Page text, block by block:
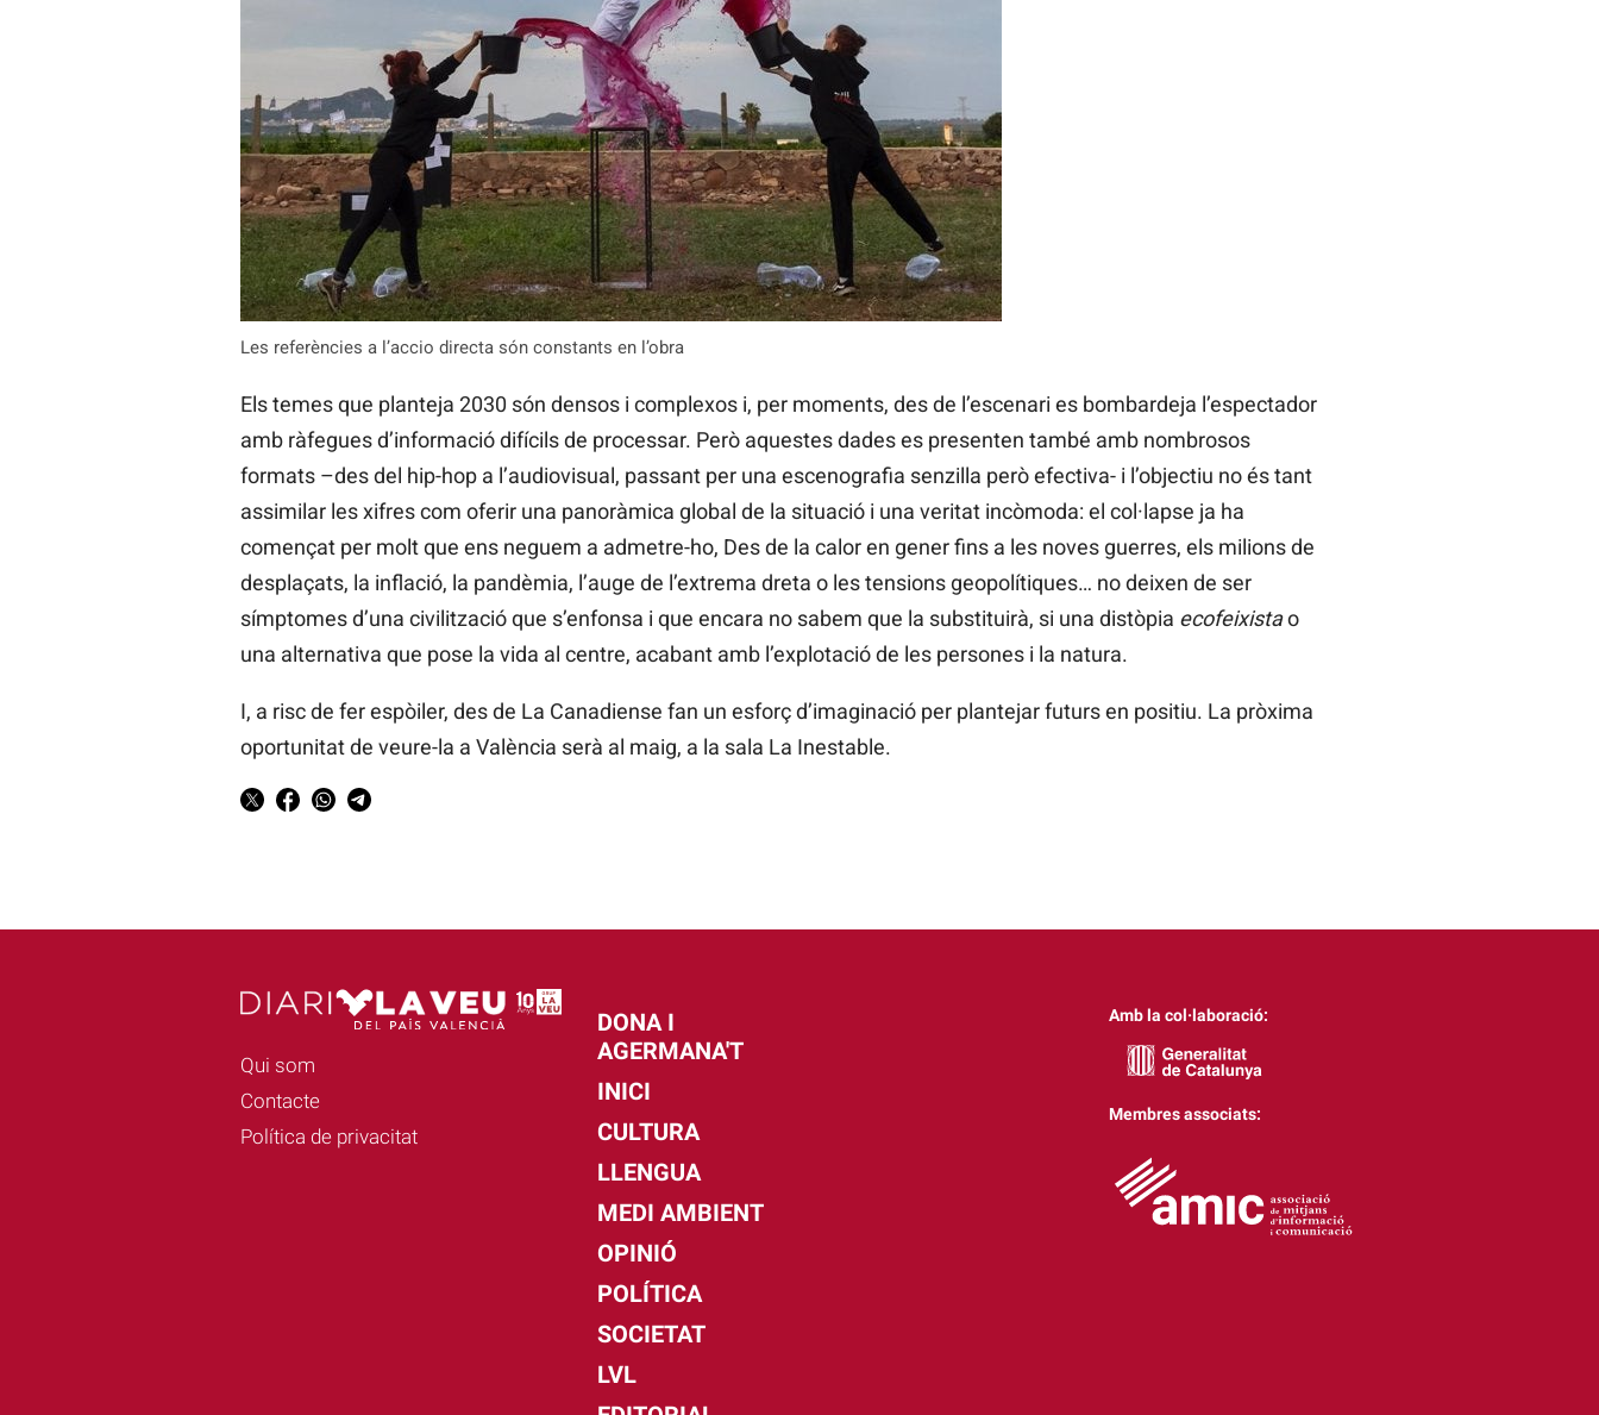
Les referències a l’accio directa són constants en l’obra
Els temes que planteja 2030 són densos i complexos i, per moments, des de l’escenari es bombardeja l’espectador
amb ràfegues d’informació difícils de processar. Però aquestes dades es presenten també amb nombrosos
formats –des del hip-hop a l’audiovisual, passant per una escenografia senzilla però efectiva- i l’objectiu no és tant
assimilar les xifres com oferir una panoràmica global de la situació i una veritat incòmoda: el col·lapse ja ha
començat per molt que ens neguem a admetre-ho, Des de la calor en gener fins a les noves guerres, els milions de
desplaçats, la inflació, la pandèmia, l’auge de l’extrema dreta o les tensions geopolítiques… no deixen de ser
símptomes d’una civilització que s’enfonsa i que encara no sabem que la substituirà, si una distòpia ecofeixistao
una alternativa que pose la vida al centre, acabant amb l’explotació de les persones i la natura.
I, a risc de fer espòiler, des de La Canadiense fan un esforç d’imaginació per plantejar futurs en positiu. La pròxima
oportunitat de veure-la a València serà al maig, a la sala La Inestable.
Qui som
Contacte
Política de privacitat
DONA I
AGERMANA'T
INICI
CULTURA
LLENGUA
MEDI AMBIENT
OPINIÓ
POLÍTICA
SOCIETAT
LVL
Amb la col·laboració:
Membres associats: